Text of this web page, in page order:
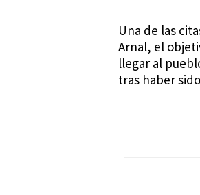
Una de las
Arnal, el
llegar al
tras haber